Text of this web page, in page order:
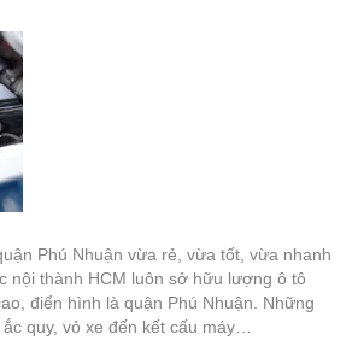
Phú Nhuận vừa rẻ, vừa tốt, vừa nhanh
nội thành HCM luôn sở hữu lượng ô tô
điển hình là quận Phú Nhuận. Những
quy, vỏ xe đến kết cấu máy…